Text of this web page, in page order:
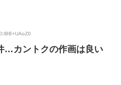
…カントクの作画は良い